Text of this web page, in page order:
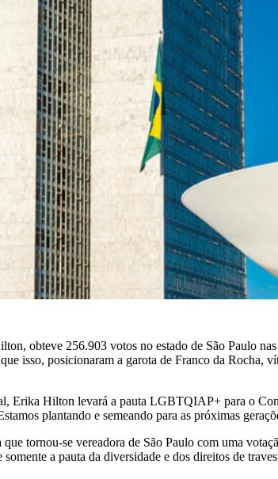
obteve 256.903 votos no estado de São Paulo
isso, posicionaram a garota de Franco da Rocha,
Erika Hilton levará a pauta LGBTQIAP+ para o
plantando e semeando para as próximas
tornou-se vereadora de São Paulo com uma
a pauta da diversidade e dos direitos de